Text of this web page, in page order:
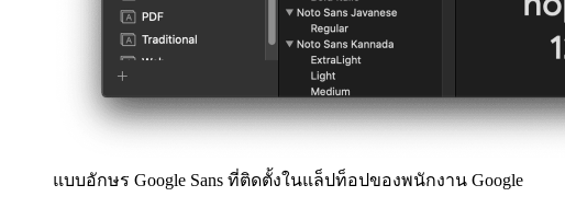
แบบอักษร Google Sans ที่ติดตั้งในแล็ปท็อปของพนักงาน Google